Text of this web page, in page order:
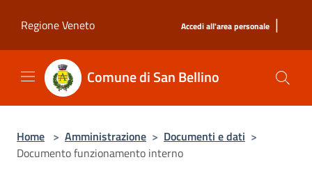
Regione Veneto
Accedi all'area personale |
Comune di San Bellino
Home > Amministrazione > Documenti e dati >
Documento funzionamento interno